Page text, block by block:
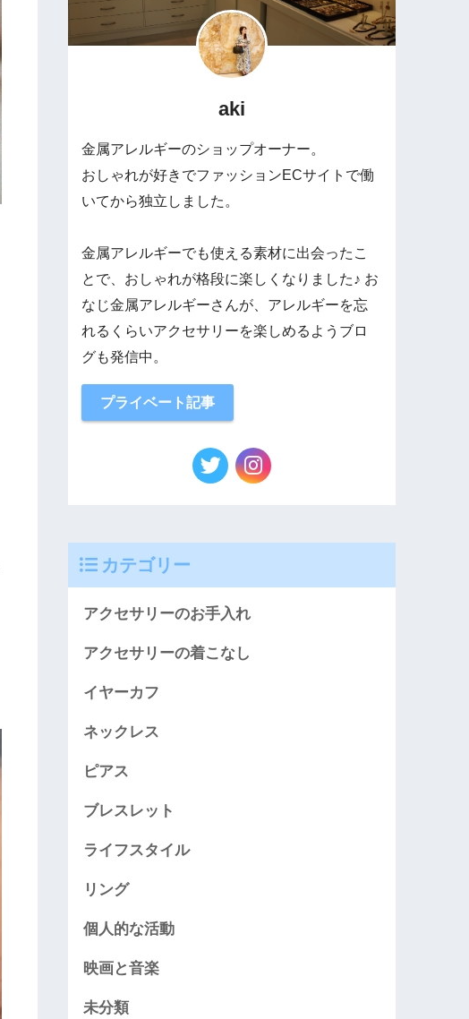
aki
金属アレルギーのショップオーナー。
おしゃれが好きでファッションECサイトで働
いてから独立しました。
金属アレルギーでも使える素材に出会ったこ
とで、おしゃれが格段に楽しくなりました♪ お
なじ金属アレルギーさんが、アレルギーを忘
れるくらいアクセサリーを楽しめるようブロ
グも発信中。
プライベート記事
カテゴリー
アクセサリーのお手入れ
アクセサリーの着こなし
イヤーカフ
ネックレス
ピアス
ブレスレット
ライフスタイル
リング
個人的な活動
映画と音楽
未分類